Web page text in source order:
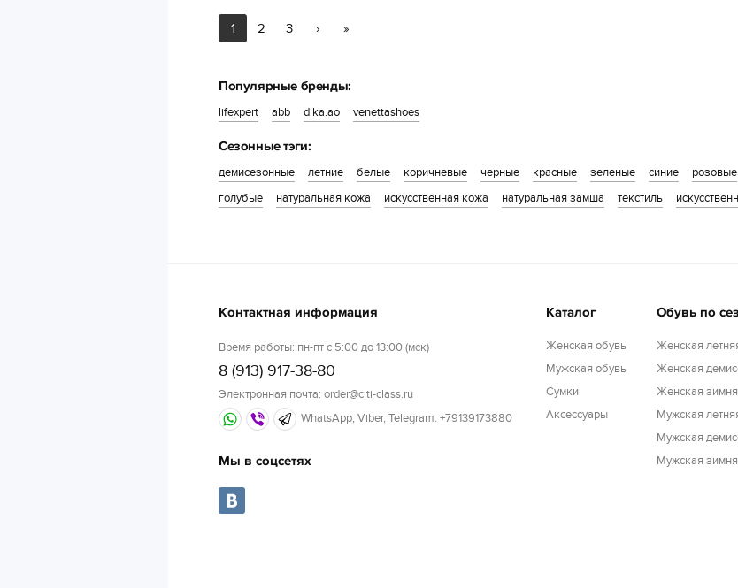
1 2 3 › »
Популярные бренды:
lifexpert abb dika.ao venettashoes
Сезонные тэги:
демисезонные летние белые коричневые черные красные зеленые синие розовые
голубые
натуральная кожа искусственная кожа натуральная замша текстиль
Контактная информация
Время работы: пн-пт с 5:00 до 13:00 (мск)
8 (913) 917-38-80
Электронная почта: order@citi-class.ru
WhatsApp, Viber, Telegram: +79139173880
Мы в соцсетях
Каталог
Женская обувь
Мужская обувь
Cумки
Аксессуары
Обувь по
Женская
Женская
Женская
Мужская
Мужская
Мужская